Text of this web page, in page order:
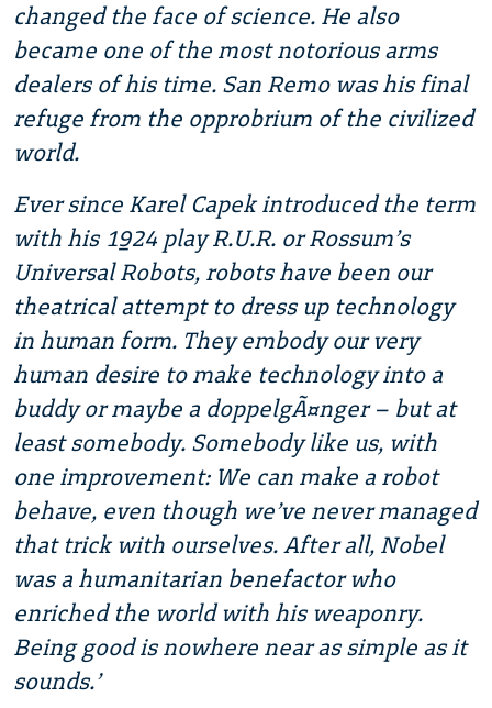
changed the face of science. He also
became one of the most notorious arms
dealers of his time. San Remo was his final
refuge from the opprobrium of the civilized
world.
Ever since Karel Capek introduced the term
with his 1924 play R.U.R. or Rossum’s
Universal Robots, robots have been our
theatrical attempt to dress up technology
in human form. They embody our very
human desire to make technology into a
buddy or maybe a doppelgÃ¤nger – but at
least somebody. Somebody like us, with
one improvement: We can make a robot
behave, even though we’ve never managed
that trick with ourselves. After all, Nobel
was a humanitarian benefactor who
enriched the world with his weaponry.
Being good is nowhere near as simple as it
sounds.’